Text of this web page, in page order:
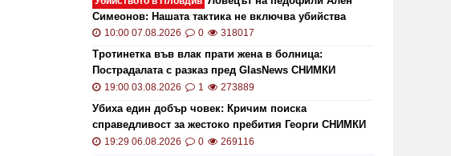
Симеонов: Нашата тактика не включва убийства
10:00 07.08.2026 0 318017
Тротинетка във влак прати жена в болница:
Пострадалата с разказ пред GlasNews СНИМКИ
19:00 03.08.2026 1 273889
Убиха един добър човек: Кричим поиска
справедливост за жестоко пребития Георги СНИМКИ
и ВИДЕО
19:29 06.08.2026 0 269116